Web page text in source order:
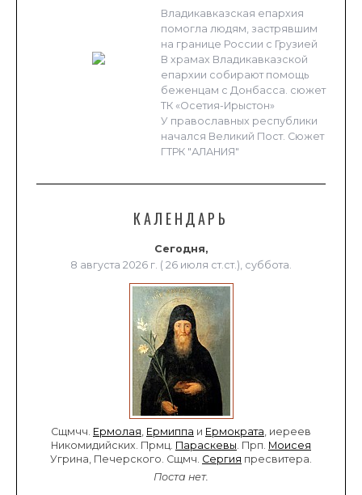
Владикавказская епархия
помогла людям, застрявшим
на границе России с Грузией
В храмах Владикавказской
епархии собирают помощь
беженцам с Донбасса. сюжет
ТК «Осетия-Ирыстон»
У православных республики
начался Великий Пост. Сюжет
ГТРК "АЛАНИЯ"
КАЛЕНДАРЬ
Сегодня,
8 августа 2026 г. ( 26 июля ст.ст.), суббота.
Сщмчч. Ермолая, Ермиппа и Ермократа, иереев
Никомидийских. Прмц. Параскевы. Прп. Моисея
Угрина, Печерского. Сщмч. Сергия пресвитера.
Поста нет.